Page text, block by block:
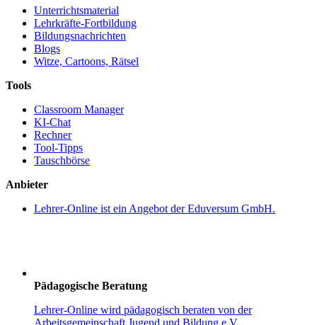
Unterrichtsmaterial
Lehrkräfte-Fortbildung
Bildungsnachrichten
Blogs
Witze, Cartoons, Rätsel
Tools
Classroom Manager
KI-Chat
Rechner
Tool-Tipps
Tauschbörse
Anbieter
Lehrer-Online ist ein Angebot der Eduversum GmbH.
Pädagogische Beratung
Lehrer-Online wird pädagogisch beraten von der
Arbeitsgemeinschaft Jugend und Bildung e.V.